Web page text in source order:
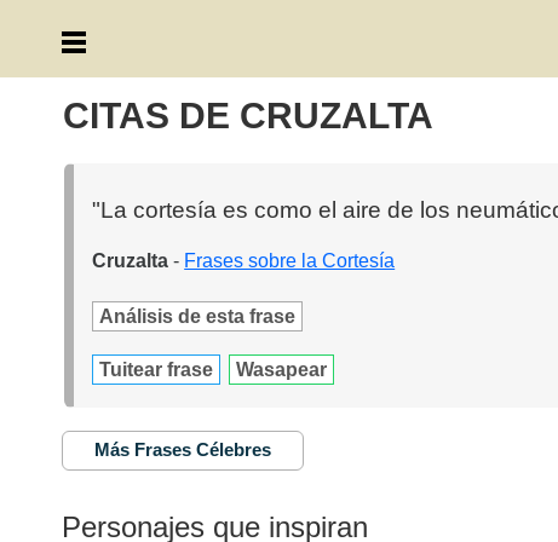
CITAS DE CRUZALTA
"La cortesía es como el aire de los
Cruzalta - Frases sobre la Cortesía
Análisis de esta frase
Tuitear frase Wasapear
Más Frases Célebres
Personajes que inspiran